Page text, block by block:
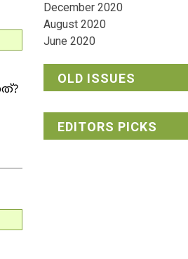
December 2020
August 2020
June 2020
OLD ISSUES
EDITORS PICKS